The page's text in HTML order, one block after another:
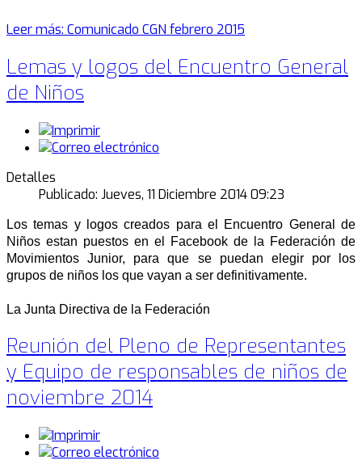
Leer más: Comunicado CGN febrero 2015
Lemas y logos del Encuentro General
de Niños
Detalles
Publicado: Jueves, 11 Diciembre 2014 09:23
Los temas y logos creados para el Encuentro General de
Niños estan puestos en el Facebook de la Federación de
Movimientos Junior, para que se puedan elegir por los
grupos de niños los que vayan a ser definitivamente.
La Junta Directiva de la Federación
Reunión del Pleno de Representantes
y Equipo de responsables de niños de
noviembre 2014